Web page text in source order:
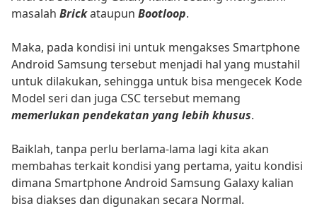
masalah Brickataupun Bootloop.
Maka, pada kondisi ini untuk mengakses Smartphone
Android Samsung tersebut menjadi hal yang mustahil
untuk dilakukan, sehingga untuk bisa mengecek Kode
Model seri dan juga CSC tersebut memang
memerlukan pendekatan yang lebih khusus.
Baiklah, tanpa perlu berlama-lama lagi kita akan
membahas terkait kondisi yang pertama, yaitu kondisi
dimana Smartphone Android Samsung Galaxy kalian
bisa diakses dan digunakan secara Normal.